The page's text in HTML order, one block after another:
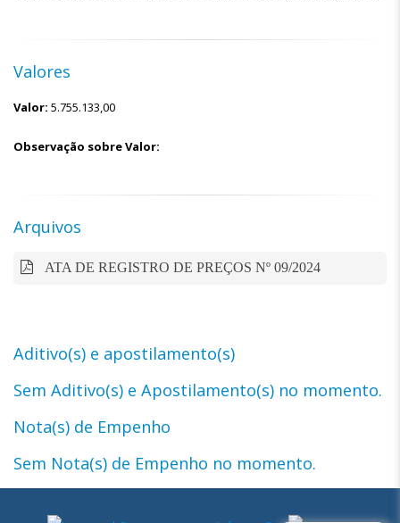
Valores
Valor: 5.755.133,00
Observação sobre Valor:
Arquivos
ATA DE REGISTRO DE PREÇOS Nº 09/2024
Aditivo(s) e apostilamento(s)
Sem Aditivo(s) e Apostilamento(s) no momento.
Nota(s) de Empenho
Sem Nota(s) de Empenho no momento.